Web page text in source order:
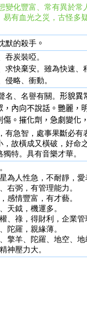
變化豐富、常有異於常
易有血光之災，古怪多
默的殺手 。
吞炭裝啞。
求快棄安。雖為快速、
侵略、衝動。
名、名譽有關。 形貌異
，內向不說話。艷麗，
傷。摧化劑，急劇變化
有急智，處事果斷必有
，故橫成又橫破，好命
特。具有音樂才華。
為人性急，不耐靜，愛
右弼，有管理能力。
感情豐富，有才藝。
天鉞，機運多。
、祿，得財利，企業管
陀羅，親緣薄。
擎羊、陀羅、地空、地
神壓力大。